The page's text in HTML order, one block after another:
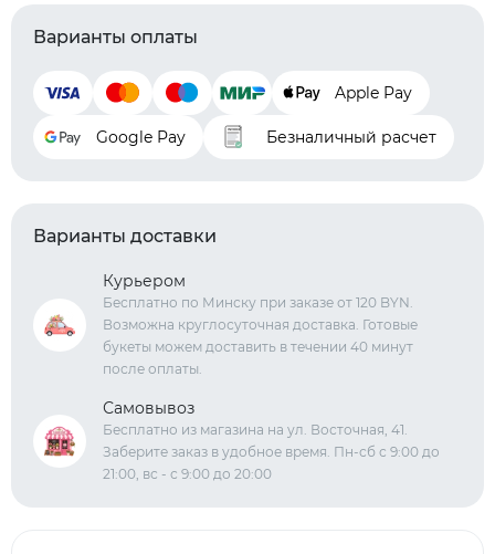
Варианты оплаты
Apple Pay
Google Pay Безналичный расчет
Варианты доставки
Курьером
Бесплатно по Минску при заказе от 120 BYN.
Возможна круглосуточная доставка. Готовые
букеты можем доставить в течении 40 минут
после оплаты.
Самовывоз
Бесплатно из магазина на ул. Восточная, 41.
Заберите заказ в удобное время. Пн-сб с 9:00 до
21:00, вс - с 9:00 до 20:00